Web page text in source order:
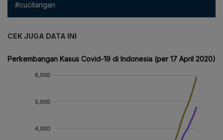
#cucitangan
CEK JUGA DATA INI